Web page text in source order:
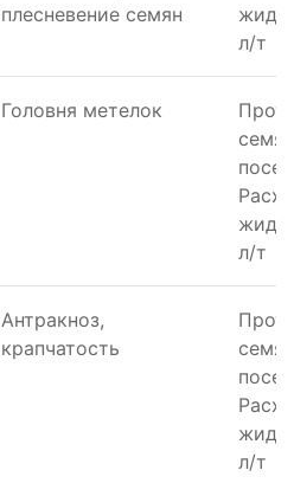
плесневение семян
л/т
Головня метелок
л/т
Антракноз,
крапчатость
л/т